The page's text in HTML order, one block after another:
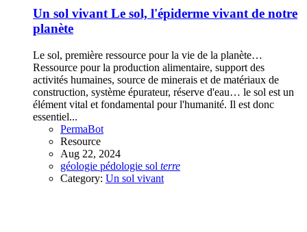
Un sol vivant Le sol, l'épiderme vivant de notre
planète
Le sol, première ressource pour la vie de la planète…
Ressource pour la production alimentaire, support des
activités humaines, source de minerais et de matériaux de
construction, système épurateur, réserve d'eau… le sol est un
élément vital et fondamental pour l'humanité. Il est donc
essentiel...
PermaBot
Resource
Aug 22, 2024
géologie pédologie sol terre
Category: Un sol vivant